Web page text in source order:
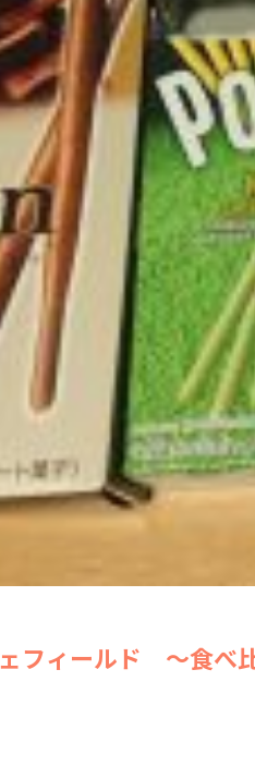
フィールド ～食べ